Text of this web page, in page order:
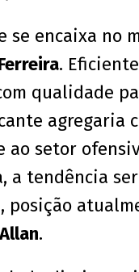
se encaixa no
.
qualidade
agregaria
ao setor
a tendência
posição
Allan.